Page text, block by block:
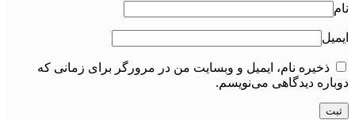
نام
ایمیل
ذخیره نام، ایمیل و وبسایت من در مرورگر برای زمانی که
دوباره دیدگاهی می‌نویسم.